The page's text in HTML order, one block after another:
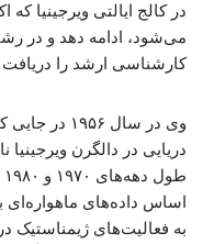
در کالج ایالتی ویرجینیا که
می‌شود، ادامه دهد و در
کارشناسی ارشد را دریافت
وی در سال
دریایی در دالگرن
اساس داده‌های ماهواره‌ای
به فعالیت‌های ژیمناستیک